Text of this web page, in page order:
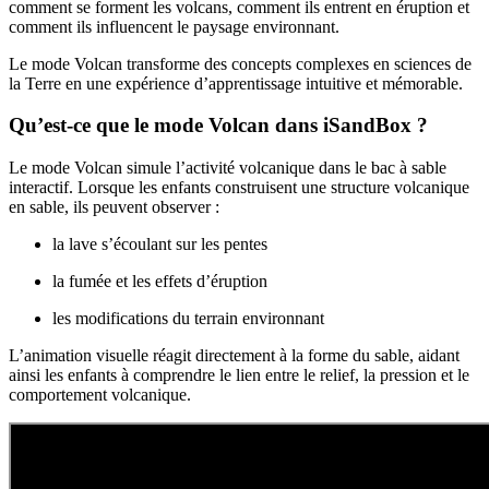
comment se forment les volcans, comment ils entrent en éruption et
comment ils influencent le paysage environnant.
Le mode Volcan transforme des concepts complexes en sciences de
la Terre en une expérience d’apprentissage intuitive et mémorable.
Qu’est-ce que le mode Volcan dans iSandBox ?
Le mode Volcan simule l’activité volcanique dans le bac à sable
interactif. Lorsque les enfants construisent une structure volcanique
en sable, ils peuvent observer :
la lave s’écoulant sur les pentes
la fumée et les effets d’éruption
les modifications du terrain environnant
L’animation visuelle réagit directement à la forme du sable, aidant
ainsi les enfants à comprendre le lien entre le relief, la pression et le
comportement volcanique.